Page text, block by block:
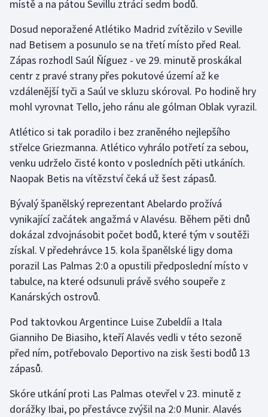
Stolní tenis
Triatlon
Veslování
Vodní slalom
Ostatní
místě a na pátou Sevillu ztrácí sedm bodů.
Dosud neporažené Atlétiko Madrid zvítězilo v Seville
nad Betisem a posunulo se na třetí místo před Real.
Zápas rozhodl Saúl Ňíguez - ve 29. minutě proskákal
centr z pravé strany přes pokutové území až ke
vzdálenější tyči a Saúl ve skluzu skóroval. Po hodině hry
mohl vyrovnat Tello, jeho ránu ale gólman Oblak vyrazil.
Atlético si tak poradilo i bez zraněného nejlepšího
střelce Griezmanna. Atlético vyhrálo potřetí za sebou,
venku udrželo čisté konto v posledních pěti utkáních.
Naopak Betis na vítězství čeká už šest zápasů.
Bývalý španělský reprezentant Abelardo prožívá
vynikající začátek angažmá v Alavésu. Během pěti dnů
dokázal zdvojnásobit počet bodů, které tým v soutěži
získal. V předehrávce 15. kola španělské ligy doma
porazil Las Palmas 2:0 a opustili předposlední místo v
tabulce, na které odsunuli právě svého soupeře z
Kanárských ostrovů.
Pod taktovkou Argentince Luise Zubeldíi a Itala
Gianniho De Biasiho, kteří Alavés vedli v této sezoně
před ním, potřebovalo Deportivo na zisk šesti bodů 13
zápasů.
Skóre utkání proti Las Palmas otevřel v 23. minutě z
dorážky Ibai, po přestávce zvýšil na 2:0 Munir. Alavés